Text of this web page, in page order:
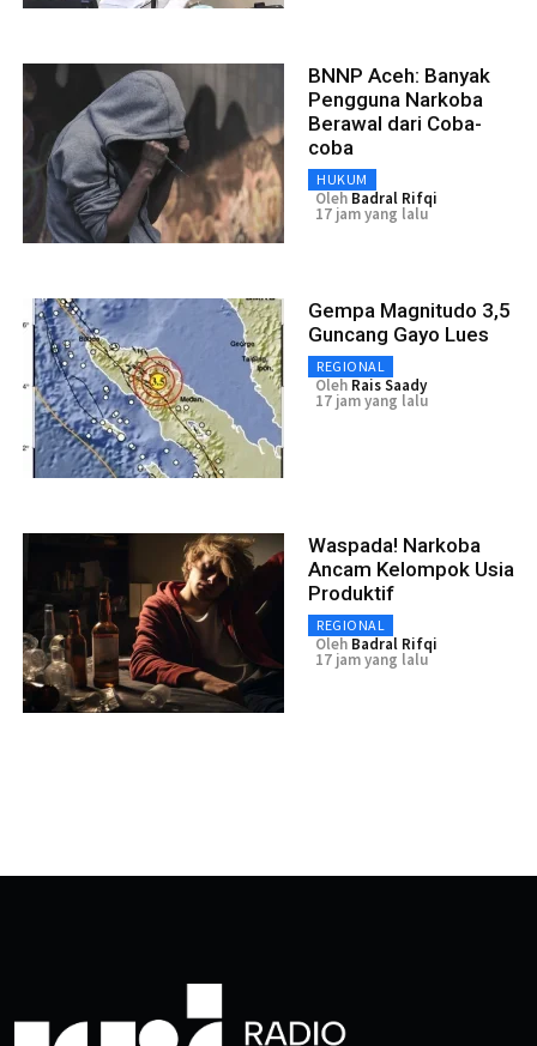
BNNP Aceh: Banyak
Pengguna Narkoba
Berawal dari Coba-
coba
HUKUM
Oleh Badral Rifqi
17 jam yang lalu
Gempa Magnitudo 3,5
Guncang Gayo Lues
REGIONAL
Oleh Rais Saady
17 jam yang lalu
Waspada! Narkoba
Ancam Kelompok Usia
Produktif
REGIONAL
Oleh Badral Rifqi
17 jam yang lalu